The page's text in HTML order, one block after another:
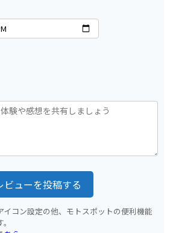
ビューを投稿する
イコン設定の他、モトスポットの便利機能